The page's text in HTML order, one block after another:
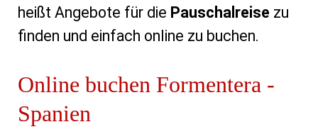
heißt Angebote für die Pauschalreise zu
finden und einfach online zu buchen.
Online buchen Formentera -
Spanien